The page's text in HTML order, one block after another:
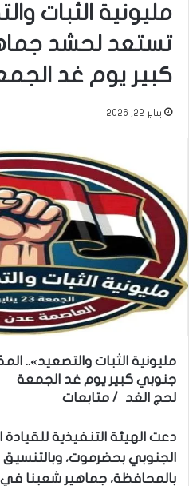
مليونية الثبات
تستعد لحشد
كبير يوم غد
يناير 22, 2026
مليونية الثبات والتصعيد»..
جنوبي كبير يوم غد الجمعة
لحج الغد / متابعات
دعت الهيئة التنفيذية
الجنوبي بحضرموت،
بالمحافظة، جماهير شعبنا